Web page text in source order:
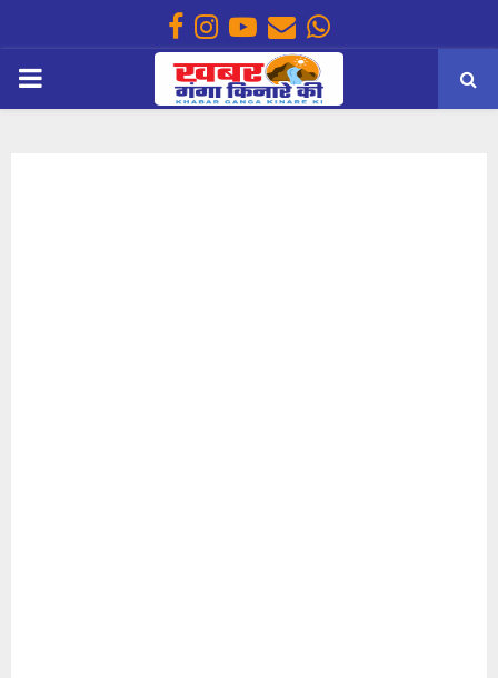
Facebook
Instagram
Youtube
EmailWhatsapp
PRIMARY